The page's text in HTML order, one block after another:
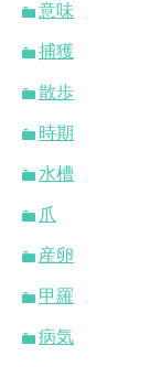
意味
捕獲
散歩
時期
水槽
爪
産卵
甲羅
病気